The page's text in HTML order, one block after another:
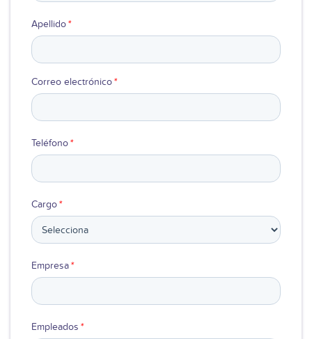
Apellido*
Correo electrónico*
Teléfono*
Cargo*
Empresa*
Empleados *